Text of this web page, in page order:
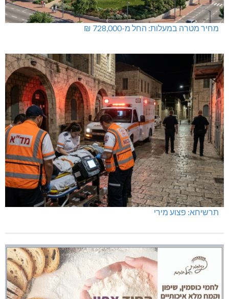
מחיר מטרה במעלות: החל מ-728,000 ₪
תרשיחא: פצוע מירי